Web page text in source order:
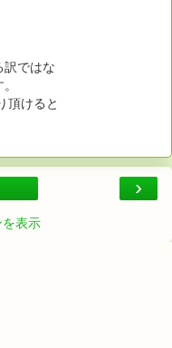
訳ではな
頂けると
›
表示